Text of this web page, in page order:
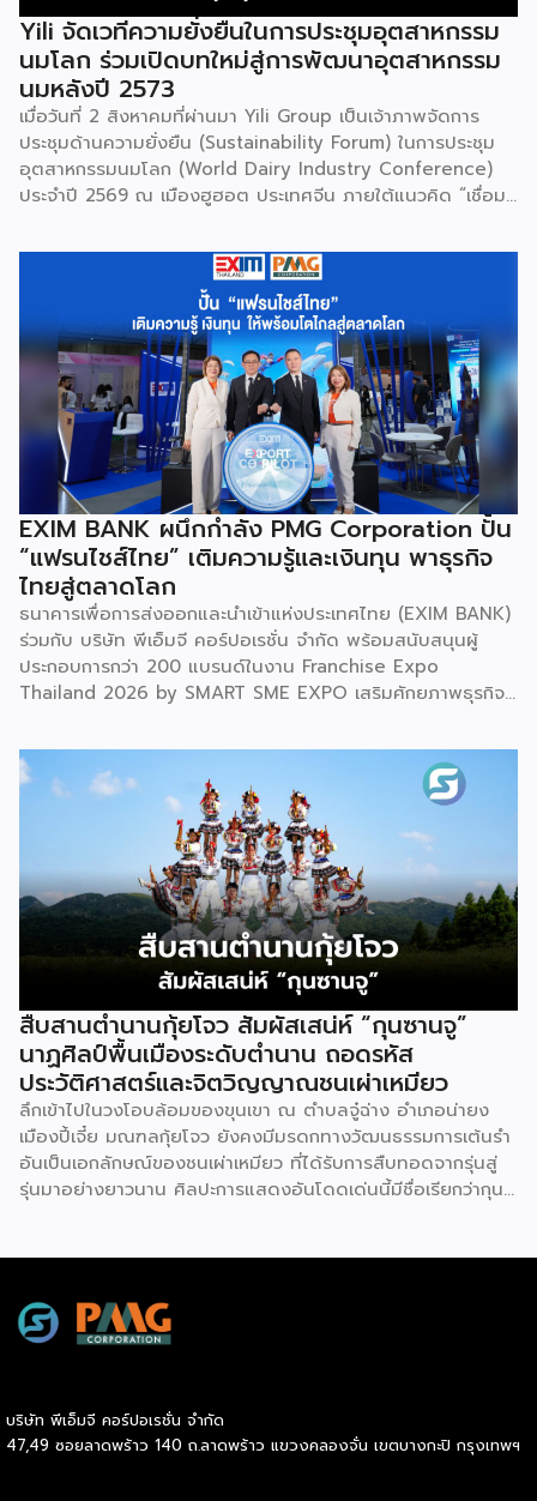
Yili จัดเวทีความยั่งยืนในการประชุมอุตสาหกรรม
นมโลก ร่วมเปิดบทใหม่สู่การพัฒนาอุตสาหกรรม
นมหลังปี 2573
เมื่อวันที่ 2 สิงหาคมที่ผ่านมา Yili Group เป็นเจ้าภาพจัดการ
ประชุมด้านความยั่งยืน (Sustainability Forum) ในการประชุม
อุตสาหกรรมนมโลก (World Dairy Industry Conference)
ประจำปี 2569 ณ เมืองฮูฮอต ประเทศจีน ภายใต้แนวคิด “เชื่อม
โดยมีแขกผู้มีเกียรติจากทั้งในประเทศและต่างประเทศกว่า 200 คน
เข้าร่วมงาน ประกอบด้วยผู้บริหารองค์กรระหว่างประเทศชั้นนำ
ตลอดจนผู้แทนจากบริษัทแถวหน้าในห่วงโซ่คุณค่าของ
อุตสาหกรรมนม เพื่อร่วมกันขับเคลื่อนและเปิดบทใหม่ของการ
พัฒนาอุตสาหกรรมนมโลกอย่างยั่งยืนหลังปี 2573 ซึ่งเป็นปีเป้า
หมายของวาระการพัฒนาที่ยั่งยืนขององค์การสหประชาชาติ ใน
พิธีเปิดการประชุมอุตสาหกรรมนมโลกเมื่อวันที่ 1 สิงหาคม
สหพันธ์วิทยาศาสตร์และเทคโนโลยีการอาหารนานาชาติ (IUFoST)
ได้มอบป้ายประกาศเกียรติคุณและรางวัลที่ระลึกเพื่อยกย่องเมืองฮู
ฮอตในฐานะ “World Dairy Capital” หรือ เมืองหลวงแห่ง
อุตสาหกรรมนมโลก โดยในโอกาสนี้ Pan Gang ประธาน
กรรมการและประธานบริหาร Yili Group ได้เข้าร่วมพิธีในฐานะ
ตัวแทนเพียงหนึ่งเดียวจากภาคอุตสาหกรรมนมระดับโลก ทั้งนี้
นับตั้งแต่เมืองฮูฮอตได้รับการยกย่องให้เป็นเมืองหลวงแห่ง
อุตสาหกรรมนมของจีนในปี 2548 จนก้าวขึ้นสู่การเป็นเมืองหลวง
แห่งอุตสาหกรรมนมโลกในปี 2569 Yili มีบทบาทสำคัญในการขับ
เคลื่อนความก้าวหน้าครั้งประวัติศาสตร์ดังกล่าว โดยเฉพาะในด้าน
ความยั่งยืน […]
EXIM BANK ผนึกกำลัง PMG Corporation ปั้น
“แฟรนไชส์ไทย” เติมความรู้และเงินทุน พาธุรกิจ
ไทยสู่ตลาดโลก
ธนาคารเพื่อการส่งออกและนำเข้าแห่งประเทศไทย (EXIM BANK)
ร่วมกับ บริษัท พีเอ็มจี คอร์ปอเรชั่น จำกัด พร้อมสนับสนุนผู้
ประกอบการกว่า 200 แบรนด์ในงาน Franchise Expo
Thailand 2026 by SMART SME EXPO เสริมศักยภาพธุรกิจ
บริหารธุรกิจ การวางแผนการเงิน และการบริหารความเสี่ยง
เตรียมความพร้อมสำหรับการขยายตลาดสู่ต่างประเทศ โดยการ
จัดงานครั้งนี้คาดว่าจะสร้างมูลค่าทางเศรษฐกิจราว 220 ล้านบาท
แฟรนไชส์ไม่ใช่เพียงโมเดลธุรกิจ แต่คือ โอกาสในการต่อยอด
แบรนด์ไทยให้ก้าวสู่ตลาดใหม่ EXIM BANK จึงผนึกกำลัง
พันธมิตร สนับสนุนผู้ประกอบการไทยให้พร้อม ขยายธุรกิจ สร้าง
แบรนด์ และเปิดตลาดต่างประเทศ EXIM BANK พร้อมร่วมเดิน
ทางสู่การเปิดตลาดใหม่ เพื่อพา “แฟรนไชส์ไทย” เติบโตไกลใน
ตลาดโลก ด้วยบทบาท Export Co-pilot ที่พร้อมเคียงข้าง
ธุรกิจไทยในทุกเส้นทาง
สืบสานตำนานกุ้ยโจว สัมผัสเสน่ห์ “กุนซานจู”
นาฏศิลป์พื้นเมืองระดับตำนาน ถอดรหัส
ประวัติศาสตร์และจิตวิญญาณชนเผ่าเหมียว
ลึกเข้าไปในวงโอบล้อมของขุนเขา ณ ตำบลจู๋ฉ่าง อำเภอน่ายง
เมืองปี้เจี๋ย มณฑลกุ้ยโจว ยังคงมีมรดกทางวัฒนธรรมการเต้นรำ
อันเป็นเอกลักษณ์ของชนเผ่าเหมียว ที่ได้รับการสืบทอดจากรุ่นสู่
รุ่นมาอย่างยาวนาน ศิลปะการแสดงอันโดดเด่นนี้มีชื่อเรียกว่ากุน
วัฒนธรรมอันรุ่มรวย และตอกย้ำจิตวิญญาณอันแข็งแกร่งของ
ชนเผ่าเหมียวไว้ได้อย่างงดงาม ตำนานเล่าว่า ยามอพยพย้าย
พงไพร เหล่าผู้กล้าหาญจึงใช้ร่างกายของตนกลิ้งทับพงหนาม
อย่างไม่เกรงกลัวเพื่อถางทางให้คนในเผ่า ด้วยเหตุนี้ คนรุ่นหลังจึง
ได้จำลองท่วงท่าการกลิ้งตัวดังกล่าวมาต่อยอดและรังสรรค์เป็น
บริษัท พีเอ็มจี คอร์ปอเรชั่น จำกัด
47,49 ซอยลาดพร้าว 140 ถ.ลาดพร้าว แขวงคลองจั่น เขตบางกะปิ กรุงเทพฯ